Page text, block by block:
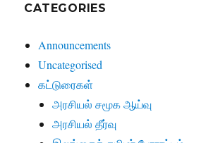
CATEGORIES
Announcements
Uncategorised
கட்டுரைகள்
அரசியல் சமூக ஆய்வு
அரசியல் தீர்வு